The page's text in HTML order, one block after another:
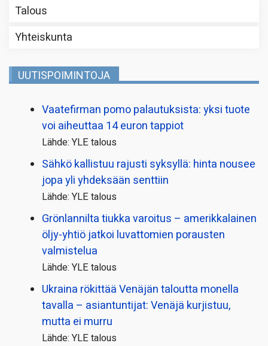
Talous
Yhteiskunta
UUTISPOIMINTOJA
Vaatefirman pomo palautuksista: yksi tuote
voi aiheuttaa 14 euron tappiot
Lähde: YLE talous
Sähkö kallistuu rajusti syksyllä: hinta nousee
jopa yli yhdeksään senttiin
Lähde: YLE talous
Grönlannilta tiukka varoitus – amerikkalainen
öljy-yhtiö jatkoi luvattomien porausten
valmistelua
Lähde: YLE talous
Ukraina rökittää Venäjän taloutta monella
tavalla – asiantuntijat: Venäjä kurjistuu,
mutta ei murru
Lähde: YLE talous